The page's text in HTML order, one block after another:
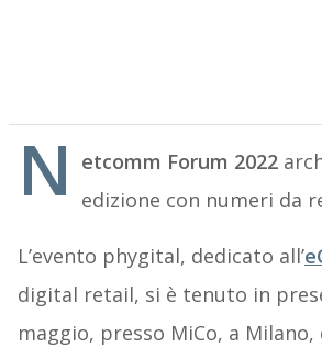
N etcomm Forum 2022
edizione con numeri da
L’evento phygital, dedicato all’
digital retail, si è tenuto in
maggio, presso MiCo, a Milano,